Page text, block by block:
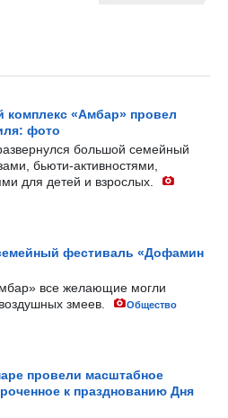
комплекс «Амбар» провел
фото
большой семейный
бьюти-активностями,
для детей и взрослых.
фестиваль «Дофамин
все желающие могли
змеев.
Общество
провели масштабное
к празднованию Дня